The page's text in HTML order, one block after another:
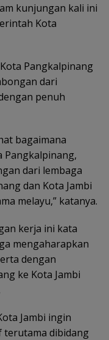
kunjungan kali ini
Kota
Pangkalpinang
dari
penuh
bagaimana
Pangkalpinang,
dari lembaga
dan Kota Jambi
melayu,” katanya.
kerja ini kata
mengaharapkan
dengan
ke Kota Jambi
Jambi ingin
terutama dibidang